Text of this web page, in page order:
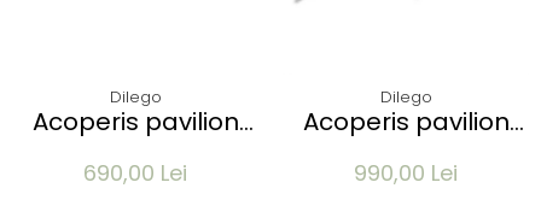
Dilego
Acoperis pavilion
diverse culori
690,00 Lei
Dilego
Acoperis pavilion
990,00 Lei